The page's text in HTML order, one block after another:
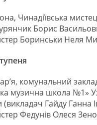
Чинадіївська
Борис
Боринськи Неля
комунальний
музична школа №1»
(викладач Гайду Ганна
Федунів Олеся